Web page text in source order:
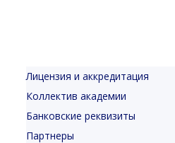
Лицензия и аккредитация
Коллектив академии
Банковские реквизиты
Партнеры